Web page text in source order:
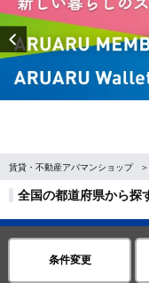
条件変更
Previous
賃貸・不動産アパマンショップ
全国の都道府県から探
企業・IR情報
プライバシーポリ